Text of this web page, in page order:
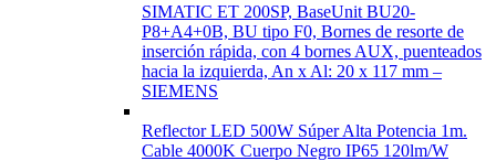
SIMATIC ET 200SP, BaseUnit BU20-
P8+A4+0B, BU tipo F0, Bornes de resorte de
inserción rápida, con 4 bornes AUX, puenteados
hacia la izquierda, An x Al: 20 x 117 mm –
SIEMENS
Reflector LED 500W Súper Alta Potencia 1m.
Cable 4000K Cuerpo Negro IP65 120lm/W